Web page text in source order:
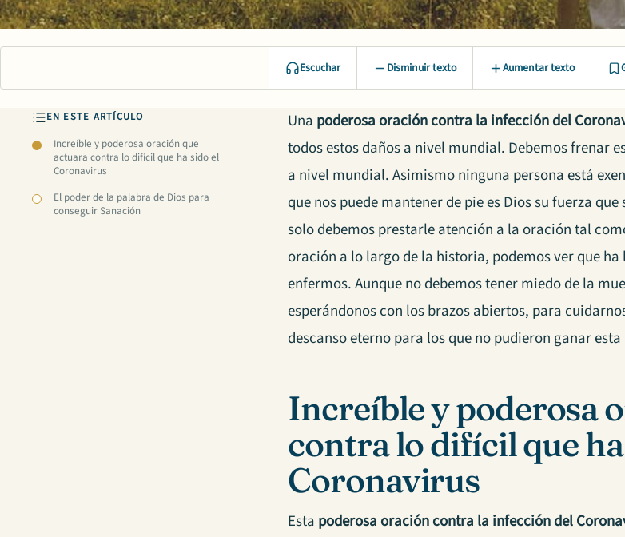
Escuchar Disminuir texto Aumentar texto
EN ESTE ARTÍCULO
Increíble y poderosa oración que
actuara contra lo difícil que ha sido el
Coronavirus
El poder de la palabra de Dios para
conseguir Sanación
Una poderosa oración contra la infección del
todos estos daños a nivel mundial. Debemos frenar
a nivel mundial. Asimismo ninguna persona está
que nos puede mantener de pie es Dios su fuerza
solo debemos prestarle atención a la oración tal
oración a lo largo de la historia, podemos ver que
enfermos. Aunque no debemos tener miedo de la
esperándonos con los brazos abiertos, para
descanso eterno para los que no pudieron ganar
Increíble y poderosa
contra lo difícil que
Coronavirus
Esta poderosa oración contra la infección del